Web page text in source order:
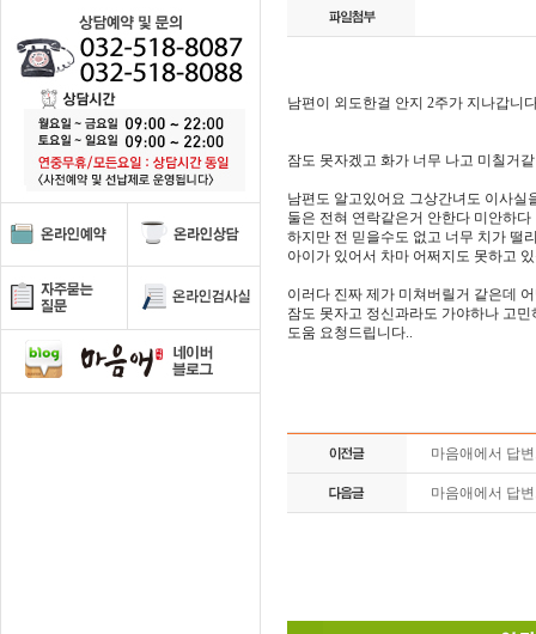
남편이 외도한걸 안지 2주가 지나갑니
잠도 못자겠고 화가 너무 나고 미칠거
남편도 알고있어요 그상간녀도 이사실
둘은 전혀 연락같은거 안한다 미안하다
하지만 전 믿을수도 없고 너무 치가 떨
아이가 있어서 차마 어쩌지도 못하고
이러다 진짜 제가 미쳐버릴거 같은데
잠도 못자고 정신과라도 가야하나 고민
도움 요청드립니다..
마음애에서 답
마음애에서 답